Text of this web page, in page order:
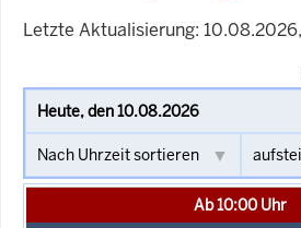
Letzte Aktualisierung:
Ab 10:00 Uhr